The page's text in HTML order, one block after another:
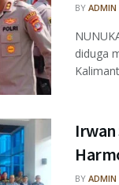
BY ADMIN
diduga
BY ADMIN